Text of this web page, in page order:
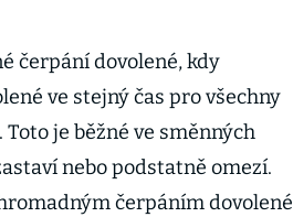
čerpání dovolené, kdy
ve stejný čas pro všechny
je běžné ve směnných
nebo podstatně omezí.
čerpáním dovolené